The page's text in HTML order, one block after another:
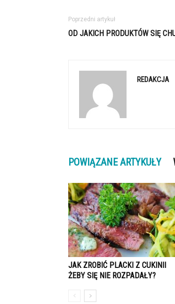
Poprzedni artykuł
OD JAKICH PRODUKTÓW SIĘ
REDAKCJA
POWIĄZANE ARTYKUŁY
JAK ZROBIĆ PLACKI Z CUKINII
ŻEBY SIĘ NIE ROZPADAŁY?